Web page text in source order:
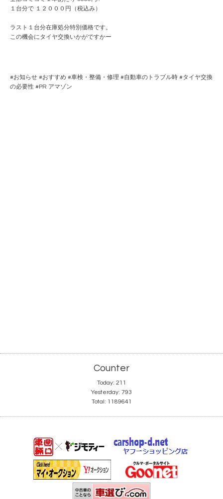
１台分で １２０００円（税込み）
ラスト１台分在庫処分特別価格です。
この機会にタイヤ交換いかがですかー
#お知らせ #おすすめ #車検・整備・修理 #自動車のトラブル時 #タイヤ交換
の必要性 #PR アマゾン
Counter
Today: 211
Yesterday: 793
Total: 1189641